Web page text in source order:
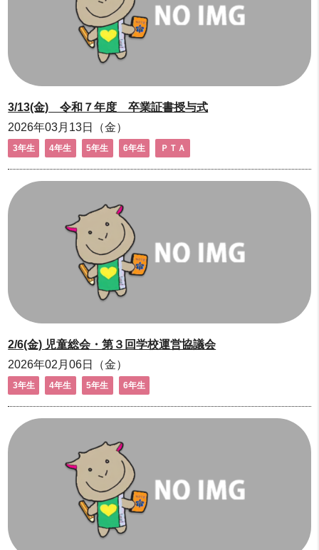
3/13(金) 令和７年度 卒業証書授与式
2026年03月13日（金）
3年生 4年生 5年生 6年生 ＰＴＡ
2/6(金) 児童総会・第３回学校運営協議会
2026年02月06日（金）
3年生 4年生 5年生 6年生